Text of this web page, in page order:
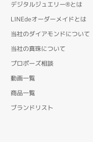
デジタルジュエリー®とは
LINEdeオーダーメイドとは
当社のダイアモンドについて
当社の真珠について
プロポーズ相談
動画一覧
商品一覧
ブランドリスト